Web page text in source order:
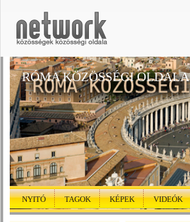
RÓMA KÖZÖSSÉGI OLDALA
NYITÓ TAGOK KÉPEK VIDEÓK